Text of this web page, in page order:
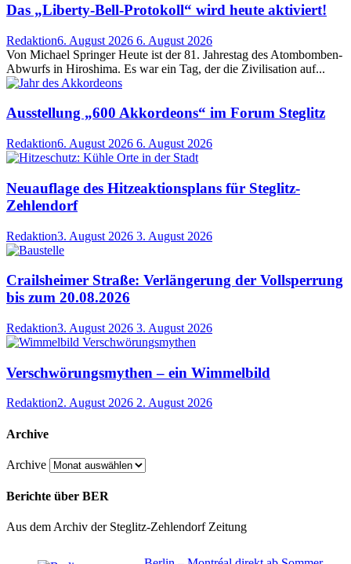
Das „Liberty-Bell-Protokoll“ wird heute aktiviert!
Redaktion6. August 2026 6. August 2026
Von Michael Springer Heute ist der 81. Jahrestag des Atombomben-
Abwurfs in Hiroshima. Es war ein Tag, der die Zivilisation auf...
Ausstellung „600 Akkordeons“ im Forum Steglitz
Redaktion6. August 2026 6. August 2026
Neuauflage des Hitzeaktionsplans für Steglitz-
Zehlendorf
Redaktion3. August 2026 3. August 2026
Crailsheimer Straße: Verlängerung der Vollsperrung
bis zum 20.08.2026
Redaktion3. August 2026 3. August 2026
Verschwörungsmythen – ein Wimmelbild
Redaktion2. August 2026 2. August 2026
Archive
Archive
Berichte über BER
Aus dem Archiv der Steglitz-Zehlendorf Zeitung